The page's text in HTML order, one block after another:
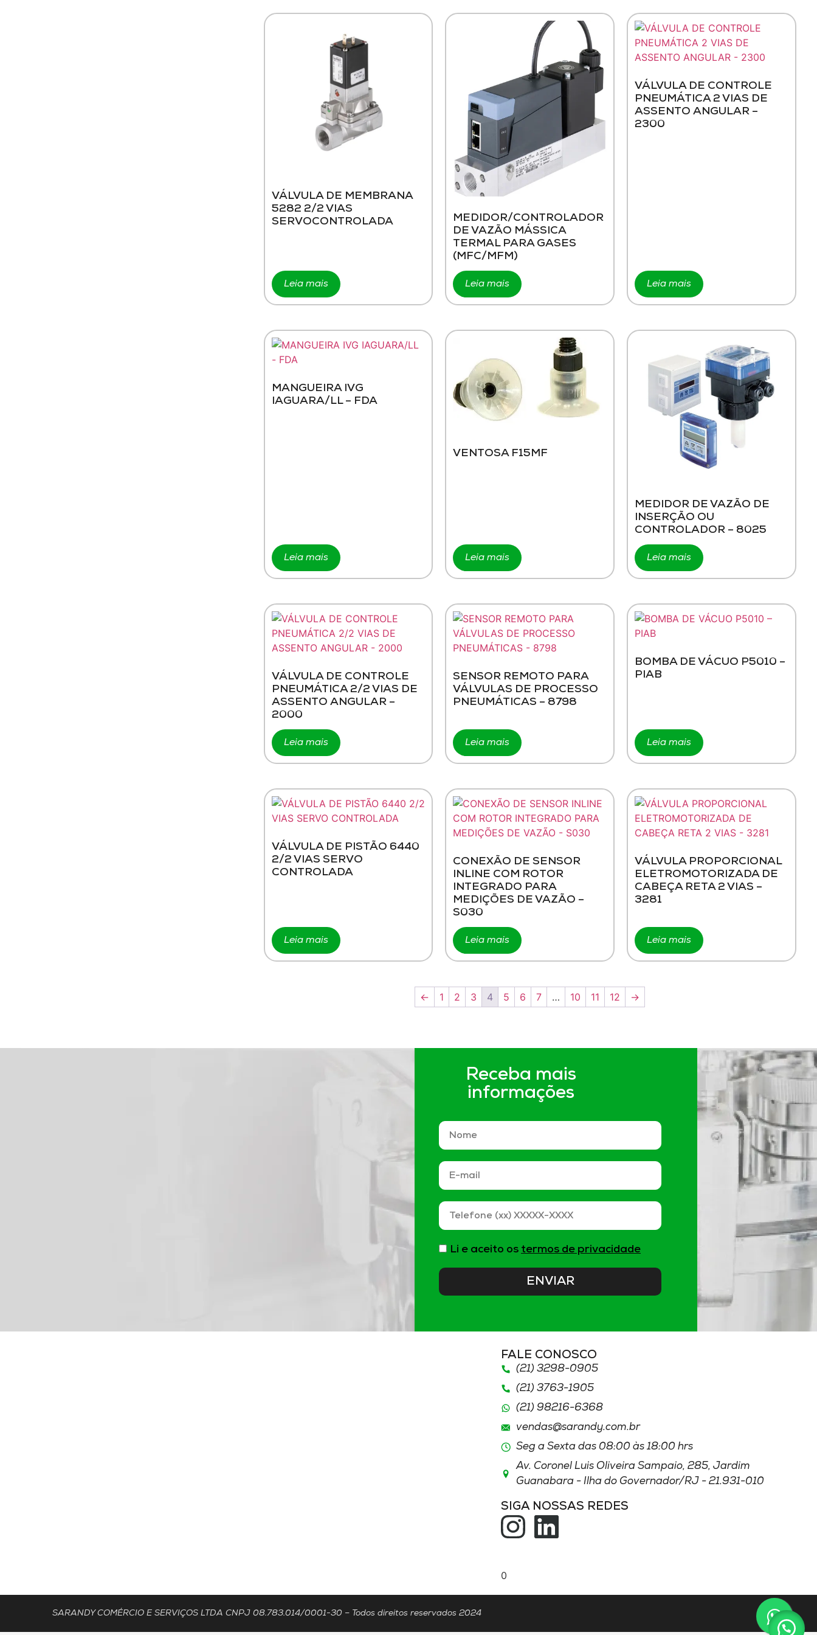
VÁLVULA DE MEMBRANA
5282 2/2 VIAS
SERVOCONTROLADA
Leia mais
MEDIDOR/CONTROLADOR
DE VAZÃO MÁSSICA
TERMAL PARA GASES
(MFC/MFM)
Leia mais
VÁLVULA DE CONTROLE
PNEUMÁTICA 2 VIAS DE
ASSENTO ANGULAR –
2300
Leia mais
MANGUEIRA IVG
IAGUARA/LL – FDA
Leia mais
VENTOSA F15MF
Leia mais
MEDIDOR DE VAZÃO DE
INSERÇÃO OU
CONTROLADOR – 8025
Leia mais
VÁLVULA DE CONTROLE
PNEUMÁTICA 2/2 VIAS DE
ASSENTO ANGULAR –
2000
Leia mais
SENSOR REMOTO PARA
VÁLVULAS DE PROCESSO
PNEUMÁTICAS – 8798
Leia mais
BOMBA DE VÁCUO P5010 –
PIAB
Leia mais
VÁLVULA DE PISTÃO 6440
2/2 VIAS SERVO
CONTROLADA
Leia mais
CONEXÃO DE SENSOR
INLINE COM ROTOR
INTEGRADO PARA
MEDIÇÕES DE VAZÃO –
S030
Leia mais
VÁLVULA PROPORCIONAL
ELETROMOTORIZADA DE
CABEÇA RETA 2 VIAS –
3281
Leia mais
← 1 2 3 4 5 6 7 … 10 11 12 →
Receba mais
informações
Li e aceito os termos de privacidade
ENVIAR
FALE CONOSCO
(21) 3298-0905
(21) 3763-1905
(21) 98216-6368
vendas@sarandy.com.br
Seg a Sexta das 08:00 às 18:00 hrs
Av. Coronel Luis Oliveira Sampaio, 285, Jardim
Guanabara - Ilha do Governador/RJ - 21.931-010
SIGA NOSSAS REDES
0
SARANDY COMÉRCIO E SERVIÇOS LTDA CNPJ 08.783.014/0001-30 – Todos direitos reservados 2024